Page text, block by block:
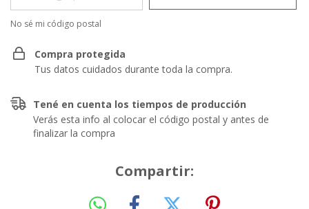
No sé mi código postal
Compra protegida
Tus datos cuidados durante toda la compra.
Tené en cuenta los tiempos de producción
Verás esta info al colocar el código postal y antes de
finalizar la compra
Compartir: